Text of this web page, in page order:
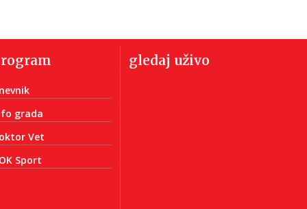
grada
Vet
Sport
gledaj uživo